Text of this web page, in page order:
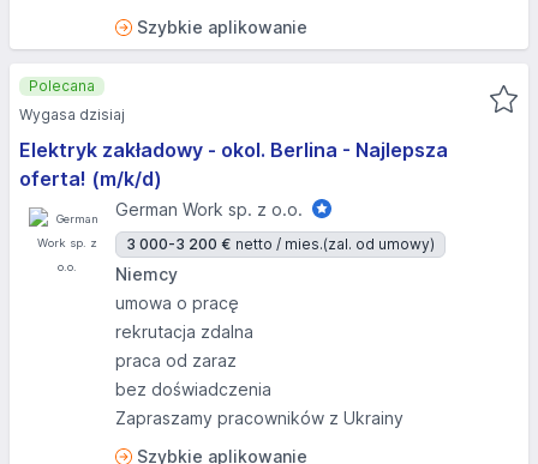
Szybkie aplikowanie
Elektryk zakładowy - okol. Berlina - Najlepsza
oferta! (m/k/d)
German Work sp. z o.o.
3 000-3 200 € netto / mies.(zal. od umowy)
Niemcy
umowa o pracę
rekrutacja zdalna
praca od zaraz
bez doświadczenia
Zapraszamy pracowników z Ukrainy
Szybkie aplikowanie
Polecana
Wygasa dzisiaj